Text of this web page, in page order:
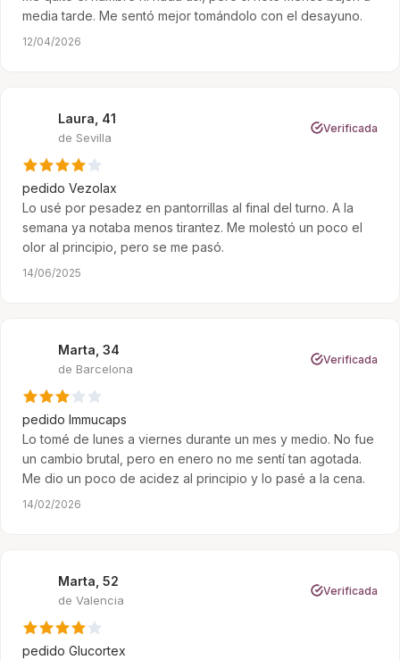
media tarde. Me sentó mejor tomándolo con el desayuno.
12/04/2026
Laura, 41
de Sevilla
Verificada
pedido Vezolax
Lo usé por pesadez en pantorrillas al final del turno. A la
semana ya notaba menos tirantez. Me molestó un poco el
olor al principio, pero se me pasó.
14/06/2025
Marta, 34
de Barcelona
Verificada
pedido Immucaps
Lo tomé de lunes a viernes durante un mes y medio. No fue
un cambio brutal, pero en enero no me sentí tan agotada.
Me dio un poco de acidez al principio y lo pasé a la cena.
14/02/2026
Marta, 52
de Valencia
Verificada
pedido Glucortex